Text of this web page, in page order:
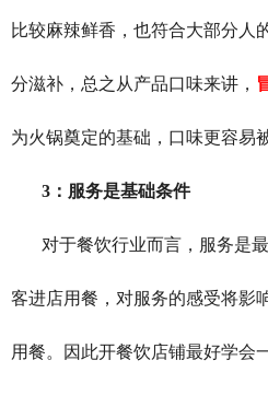
比较麻辣鲜香，也符合大部分人
分滋补，总之从产品口味来讲，
为火锅奠定的基础，口味更容易
3 ：服务是基础条件
对于餐饮行业而言，服务是
客进店用餐，对服务的感受将影
用餐。因此开餐饮店铺最好学会